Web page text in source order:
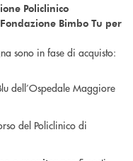
Policlinico
Fondazione Bimbo Tu per
sono in fase di acquisto:
dell’Ospedale Maggiore
del Policlinico di